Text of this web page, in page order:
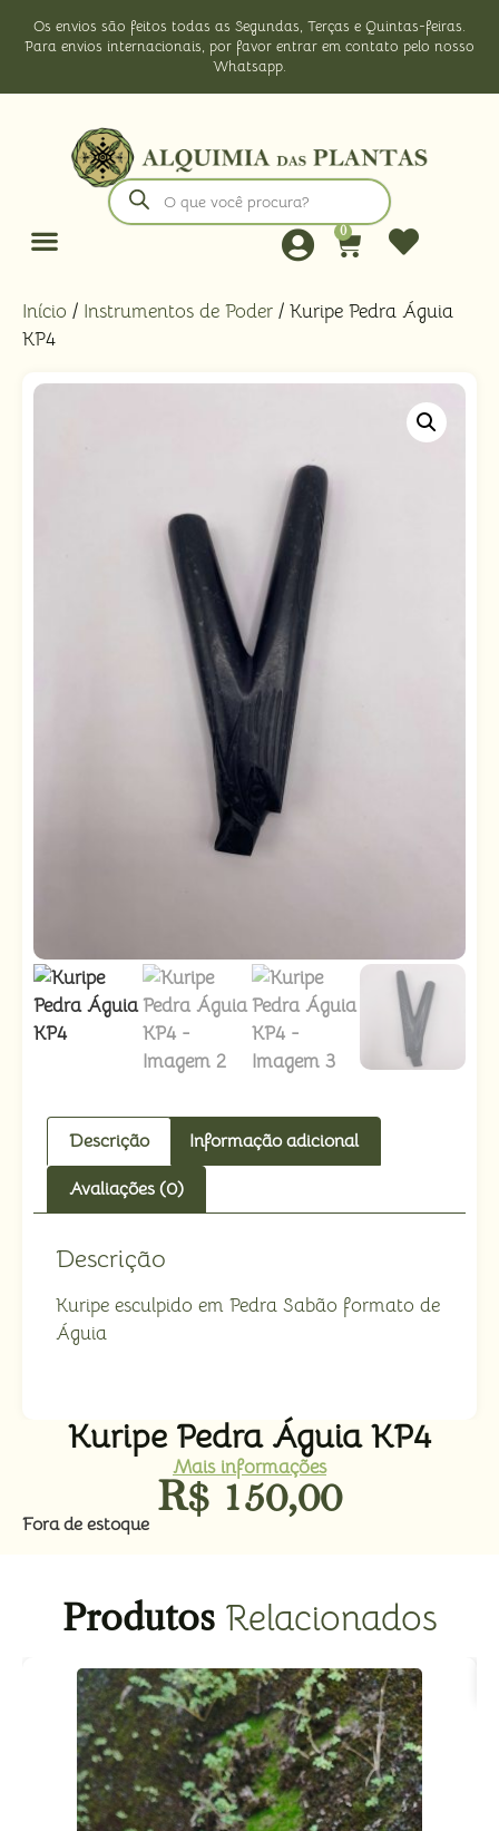
Os envios são feitos todas as Segundas, Terças e Quintas-feiras.
Para envios internacionais, por favor entrar em contato pelo nosso
Whatsapp.
0
Início / Instrumentos de Poder / Kuripe Pedra Águia
KP4
Descrição Informação adicional
Avaliações (0)
Descrição
Kuripe esculpido em Pedra Sabão formato de
Águia
Kuripe Pedra Águia KP4
Mais informações
R$ 150,00
Fora de estoque
Produtos Relacionados